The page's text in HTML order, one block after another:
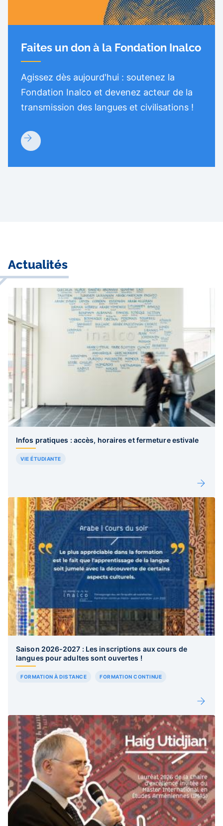
Faites un don à la Fondation Inalco
Agissez dès aujourd'hui : soutenez la
Fondation Inalco et devenez acteur de la
transmission des langues et civilisations !
Actualités
Infos pratiques : accès, horaires et fermeture estivale
VIE ÉTUDIANTE
Saison 2026-2027 : Les inscriptions aux cours de
langues pour adultes sont ouvertes !
FORMATION À DISTANCE FORMATION CONTINUE